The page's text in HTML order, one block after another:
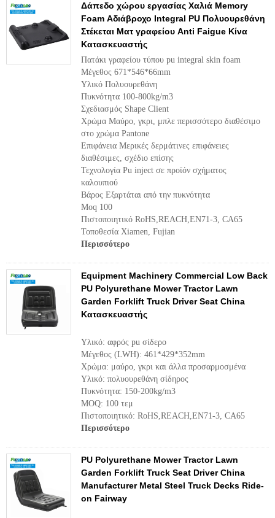
Δάπεδο χώρου εργασίας Χαλιά Memory
Foam Αδιάβροχο Integral PU Πολυουρεθάνη
Στέκεται Ματ γραφείου Anti Faigue Κίνα
Κατασκευαστής
Πατάκι γραφείου τύπου pu integral skin foam
Μέγεθος 671*546*66mm
Υλικό Πολυουρεθάνη
Πυκνότητα 100-800kg/m3
Σχεδιασμός Shape Client
Χρώμα Μαύρο, γκρι, μπλε περισσότερο διαθέσιμο
στο χρώμα Pantone
Επιφάνεια Μερικές δερμάτινες επιφάνειες
διαθέσιμες, σχέδιο επίσης
Τεχνολογία Pu inject σε προϊόν σχήματος
καλουπιού
Βάρος Εξαρτάται από την πυκνότητα
Moq 100
Πιστοποιητικό RoHS,REACH,EN71-3, CA65
Τοποθεσία Xiamen, Fujian
Περισσότερο
Equipment Machinery Commercial Low Back
PU Polyurethane Mower Tractor Lawn
Garden Forklift Truck Driver Seat China
Κατασκευαστής
Υλικό: αφρός pu σίδερο
Μέγεθος (LWH): 461*429*352mm
Χρώμα: μαύρο, γκρι και άλλα προσαρμοσμένα
Υλικό: πολυουρεθάνη σίδηρος
Πυκνότητα: 150-200kg/m3
MOQ: 100 τεμ
Πιστοποιητικό: RoHS,REACH,EN71-3, CA65
Περισσότερο
PU Polyurethane Mower Tractor Lawn
Garden Forklift Truck Seat Driver China
Manufacturer Metal Steel Truck Decks Ride-
on Fairway